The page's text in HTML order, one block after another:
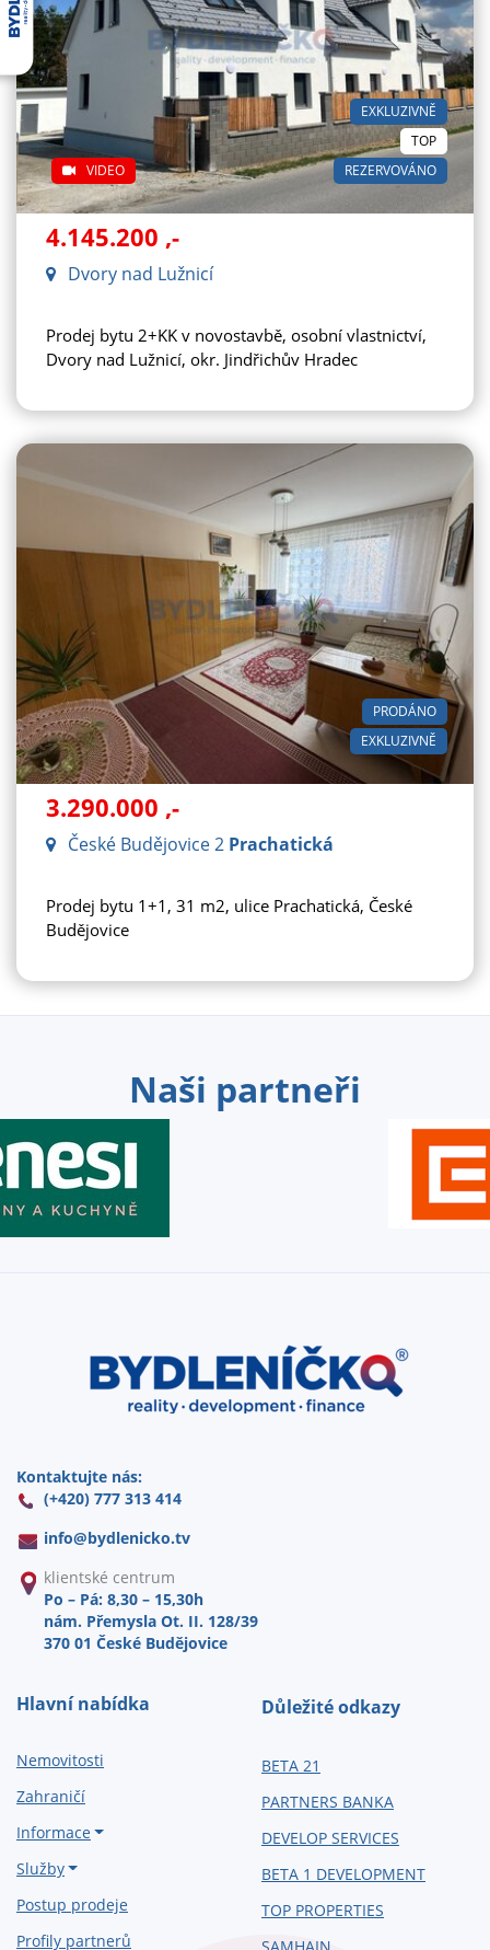
EXKLUZIVNĚ
VIDEO REZERVOVÁNO
TOP
4.145.200 ,-
Dvory nad Lužnicí
Prodej bytu 2+KK v novostavbě, osobní vlastnictví,
Dvory nad Lužnicí, okr. Jindřichův Hradec
EXKLUZIVNĚ
PRODÁNO
3.290.000 ,-
České Budějovice 2 Prachatická
Prodej bytu 1+1, 31 m2, ulice Prachatická, České
Budějovice
Naši partneři
Kontaktujte nás:
(+420) 777 313 414
info@bydlenicko.tv
klientské centrum
Po – Pá: 8,30 – 15,30h
nám. Přemysla Ot. II. 128/39
370 01 České Budějovice
Hlavní nabídka
Nemovitosti
Zahraničí
Informace
Služby
Postup prodeje
Profily partnerů
Důležité odkazy
BETA 21
PARTNERS BANKA
DEVELOP SERVICES
BETA 1 DEVELOPMENT
TOP PROPERTIES
SAMHAIN